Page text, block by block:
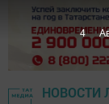
НОВОСТИ
3